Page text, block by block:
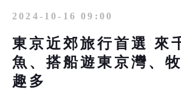
2024-10-16 09:00
東京近郊旅行首選 來
魚、搭船遊東京灣、
趣多